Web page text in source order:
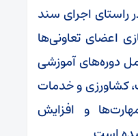
راستای اجرای سند
اعضای تعاونی‌ها
دوره‌های آموزشی
کشاورزی و خدمات
و افزایش